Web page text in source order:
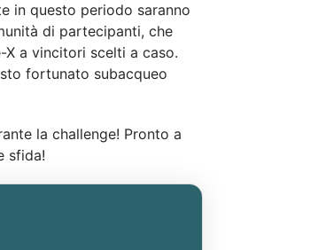
in questo periodo saranno
di partecipanti, che
X a vincitori scelti a caso.
fortunato subacqueo
la challenge! Pronto a
sfida!